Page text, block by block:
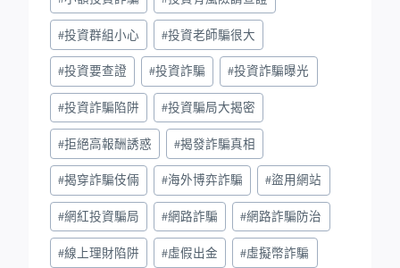
#投資群組小心 #投資老師騙很大
#投資要查證 #投資詐騙 #投資詐騙曝光
#投資詐騙陷阱 #投資騙局大揭密
#拒絕高報酬誘惑 #揭發詐騙真相
#揭穿詐騙伎倆 #海外博弈詐騙 #盜用網站
#網紅投資騙局 #網路詐騙 #網路詐騙防治
#線上理財陷阱 #虛假出金 #虛擬幣詐騙